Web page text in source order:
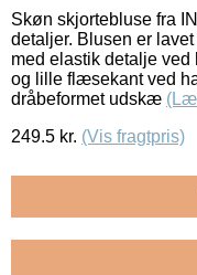
Skøn skjortebluse fra
detaljer. Blusen er
med elastik detalje
og lille flæsekant ved
dråbeformet udskæ
249.5 kr. (Vis fragtpris)